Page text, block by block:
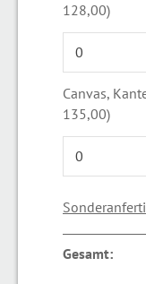
128,00)
Canvas,
135,00)
Gesamt: